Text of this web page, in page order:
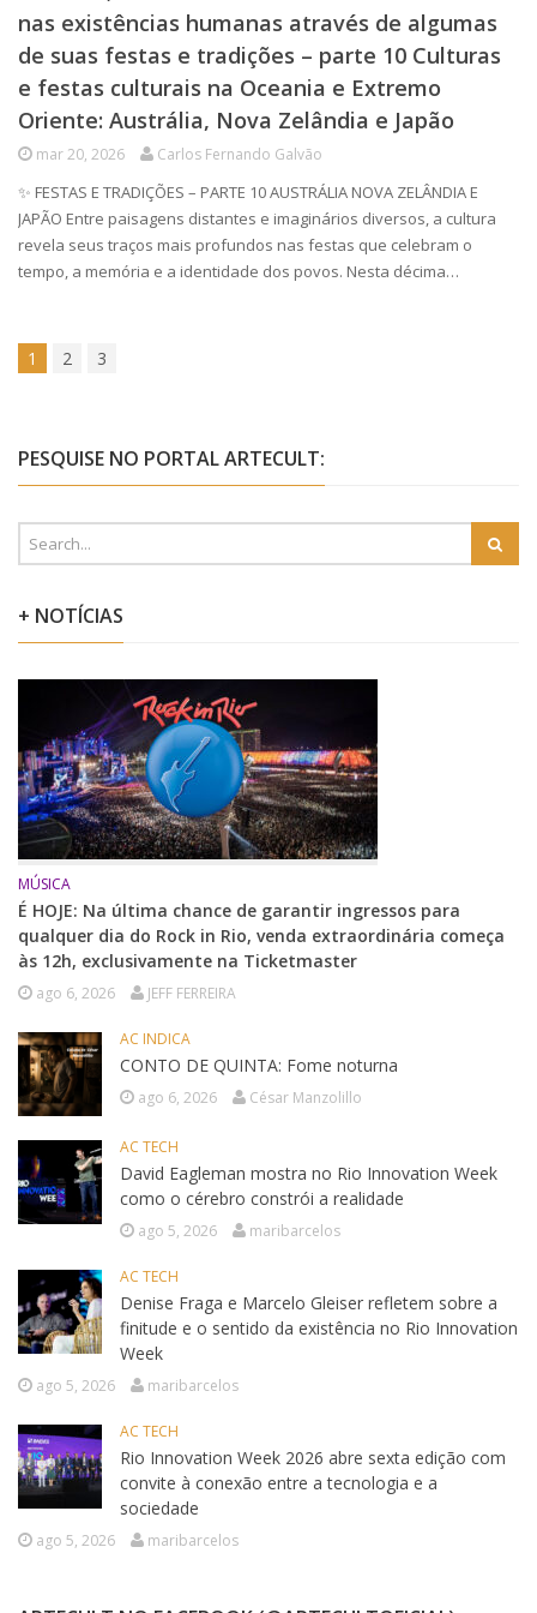
nas existências humanas através de algumas
de suas festas e tradições – parte 10 Culturas
e festas culturais na Oceania e Extremo
Oriente: Austrália, Nova Zelândia e Japão
mar 20, 2026 Carlos Fernando Galvão
✨ FESTAS E TRADIÇÕES – PARTE 10 AUSTRÁLIA NOVA ZELÂNDIA E
JAPÃO Entre paisagens distantes e imaginários diversos, a cultura
revela seus traços mais profundos nas festas que celebram o
tempo, a memória e a identidade dos povos. Nesta décima…
1 2 3
PESQUISE NO PORTAL ARTECULT:
+ NOTÍCIAS
MÚSICA
É HOJE: Na última chance de garantir ingressos para
qualquer dia do Rock in Rio, venda extraordinária começa
às 12h, exclusivamente na Ticketmaster
ago 6, 2026 JEFF FERREIRA
AC INDICA
CONTO DE QUINTA: Fome noturna
ago 6, 2026 César Manzolillo
AC TECH
David Eagleman mostra no Rio Innovation Week
como o cérebro constrói a realidade
ago 5, 2026 maribarcelos
AC TECH
Denise Fraga e Marcelo Gleiser refletem sobre a
finitude e o sentido da existência no Rio Innovation
Week
ago 5, 2026 maribarcelos
AC TECH
Rio Innovation Week 2026 abre sexta edição com
convite à conexão entre a tecnologia e a
sociedade
ago 5, 2026 maribarcelos